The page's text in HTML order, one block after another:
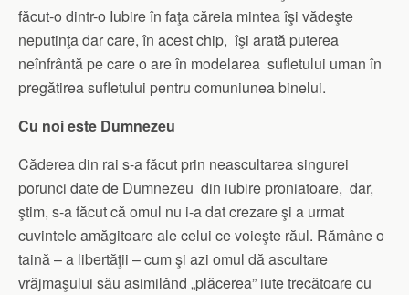
făcut-o dintr-o Iubire în faţa căreia mintea îşi vădeşte
neputinţa dar care, în acest chip, îşi arată puterea
neînfrântă pe care o are în modelarea sufletului uman în
pregătirea sufletului pentru comuniunea binelui.
Cu noi este Dumnezeu
Căderea din rai s-a făcut prin neascultarea singurei
porunci date de Dumnezeu din iubire proniatoare, dar,
ştim, s-a făcut că omul nu i-a dat crezare şi a urmat
cuvintele amăgitoare ale celui ce voieşte răul. Rămâne o
taină – a libertăţii – cum şi azi omul dă ascultare
vrăjmaşului său asimilând „plăcerea” iute trecătoare cu